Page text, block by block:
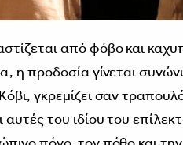
από φόβο και
η προδοσία γίνεται
γκρεμίζει σαν
του ιδίου του